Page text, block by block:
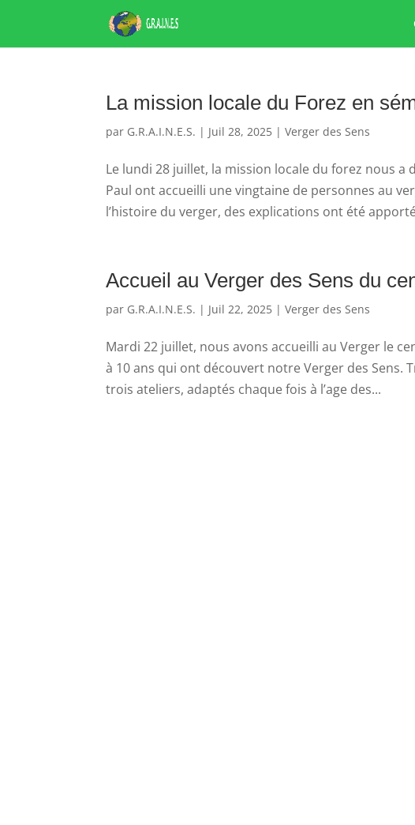
La mission locale du Forez en
par G.R.A.I.N.E.S. | Juil 28, 2025 |Verger des Sens
Le lundi 28 juillet, la mission locale du forez nous
Paul ont accueilli une vingtaine de personnes au
l’histoire du verger, des explications ont été
Accueil au Verger des Sens du
par G.R.A.I.N.E.S. | Juil 22, 2025 |Verger des Sens
Mardi 22 juillet, nous avons accueilli au Verger le
à 10 ans qui ont découvert notre Verger des Sens.
trois ateliers, adaptés chaque fois à l’age des...